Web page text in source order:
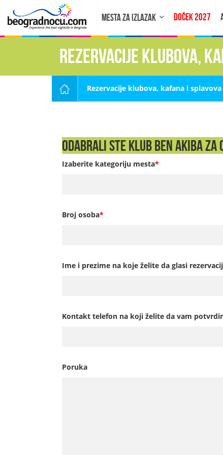
MESTA ZA IZLAZAK DOČEK 2027
Rezervacije klubova,
Rezervacije klubova, kafana i
Odabrali ste Klub Ben Akiba za
Izaberite kategoriju mesta*
Broj osoba*
Ime i prezime na koje želite da glasi
Kontakt telefon na koji želite da vam
Poruka